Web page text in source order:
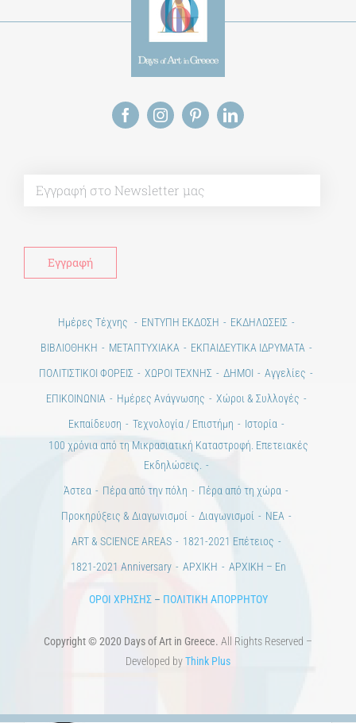
Ημέρες Τέχνης ΕΝΤΥΠΗ ΕΚΔΟΣΗ
ΕΚΔΗΛΩΣΕΙΣ
ΒΙΒΛΙΟΘΗΚΗ
ΜΕΤΑΠΤΥΧΙΑΚΑ
ΕΚΠΑΙΔΕΥΤΙΚΑ ΙΔΡΥΜΑΤΑ
ΠΟΛΙΤΙΣΤΙΚΟΙ ΦΟΡΕΙΣ
ΧΩΡΟΙ ΤΕΧΝΗΣ ΔΗΜΟΙ
Αγγελίες
ΕΠΙΚΟΙΝΩΝΙΑ
Ημέρες Ανάγνωσης
Χώροι & Συλλογές
Εκπαίδευση
Τεχνολογία / Επιστήμη
Ιστορία
100 χρόνια από τη Μικρασιατική Καταστροφή. Επετειακές
Εκδηλώσεις.
Άστεα
Πέρα από την πόλη
Πέρα από τη χώρα
Προκηρύξεις & Διαγωνισμοί
Διαγωνισμοί
ΝΕΑ
ART & SCIENCE AREAS
1821-2021 Επέτειος
1821-2021 Anniversary
ΑΡΧΙΚΗ ΑΡΧΙΚΗ – En
ΟΡΟΙ ΧΡΗΣΗΣ– ΠΟΛΙΤΙΚΗ ΑΠΟΡΡΗΤΟΥ
Copyright © 2020 Days of Art in Greece. All Rights Reserved –
Developed byThink Plus